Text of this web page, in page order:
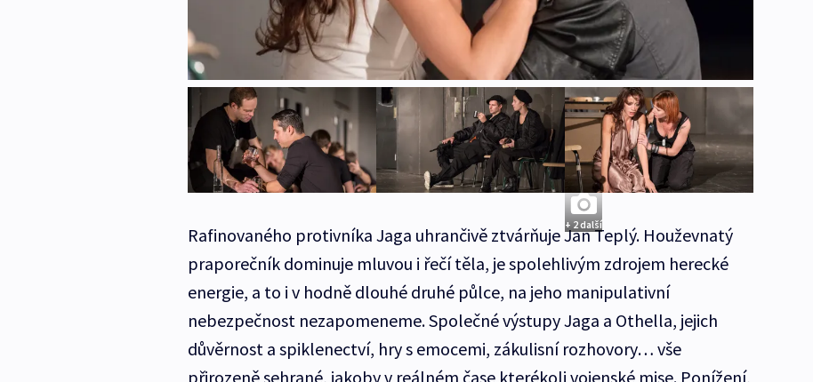
+ 2 další
Rafinovaného protivníka Jaga uhrančivě ztvárňuje Jan Teplý. Houževnatý
praporečník dominuje mluvou i řečí těla, je spolehlivým zdrojem herecké
energie, a to i v hodně dlouhé druhé půlce, na jeho manipulativní
nebezpečnost nezapomeneme. Společné výstupy Jaga a Othella, jejich
důvěrnost a spiklenectví, hry s emocemi, zákulisní rozhovory… vše
přirozeně sehrané, jakoby v reálném čase kterékoli vojenské mise. Ponížení,